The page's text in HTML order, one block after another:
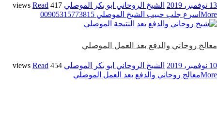
13 نوفمبر، 2019 الشيخ الروحاني ابو بكر الموصلي 417 views
Read
More اسرع جلب حبيب الشيخ الموصلي 00905315773815
معالج روحاني والدفع بعد العمل الموصلي
10 نوفمبر، 2019 الشيخ الروحاني ابو بكر الموصلي 454 views
Read
Moreمعالج روحاني والدفع بعد العمل الموصلي